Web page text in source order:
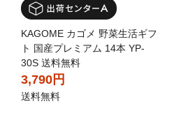
KAGOME カゴメ 野菜生活ギフ
ト 国産プレミアム 14本 YP-
30S 送料無料
3,790円
送料無料